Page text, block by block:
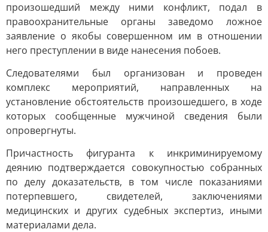
произошедший между ними конфликт, подал в
правоохранительные органы заведомо ложное
заявление о якобы совершенном им в отношении
него преступлении в виде нанесения побоев.
Следователями был организован и проведен
комплекс мероприятий, направленных на
установление обстоятельств произошедшего, в ходе
которых сообщенные мужчиной сведения были
опровергнуты.
Причастность фигуранта к инкриминируемому
деянию подтверждается совокупностью собранных
по делу доказательств, в том числе показаниями
потерпевшего, свидетелей, заключениями
медицинских и других судебных экспертиз, иными
материалами дела.